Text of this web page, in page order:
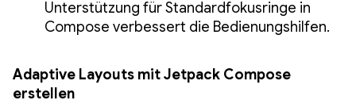
Unterstützung für Standardfokusringe in
Compose verbessert die Bedienungshilfen.
Adaptive Layouts mit Jetpack Compose
erstellen